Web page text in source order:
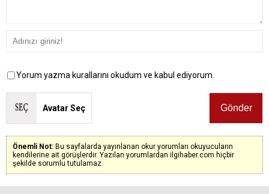
Yorum yazma kurallarını okudum ve kabul ediyorum.
Avatar Seç
Önemli Not: Bu sayfalarda yayınlanan okur yorumları okuyucuların
kendilerine ait görüşlerdir. Yazılan yorumlardan ilgihaber.com hiçbir
şekilde sorumlu tutulamaz.